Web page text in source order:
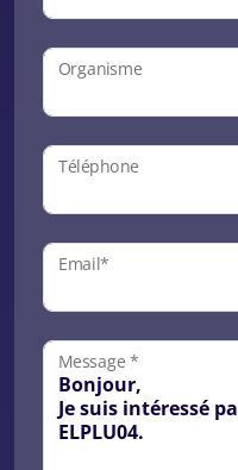
Organisme
Téléphone
Email*
Message *